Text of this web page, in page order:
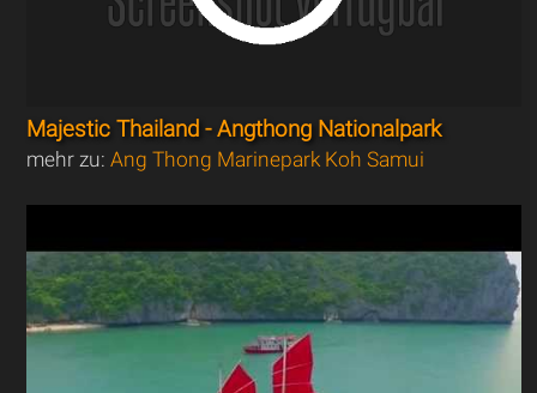
Majestic Thailand - Angthong Nationalpark
mehr zu:Ang Thong Marinepark Koh Samui